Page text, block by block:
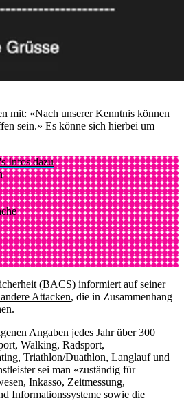
mit: «Nach unserer Kenntnis können
sein.» Es könne sich hierbei um
Infos dazu
(BACS) informiert auf seiner
Attacken, die in Zusammenhang
Angaben jedes Jahr über 300
Walking, Radsport,
Triathlon/Duathlon, Langlauf und
sei man «zuständig für
Inkasso, Zeitmessung,
Informationssysteme sowie die